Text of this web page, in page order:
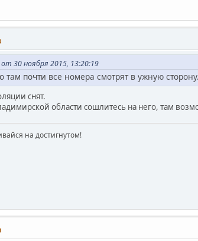
30 ноября 2015, 13:20:19
там почти все номера смотрят в ужную сторону.
снят.
области сошлитесь на него, там
на достигнутом!